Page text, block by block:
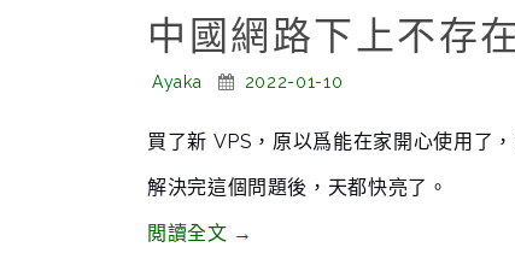
伏
的
電
購
買
中國網路下上不存
Posted
Ayaka
Posted
2022-01-10
買了新 VPS，原以爲能在家開心使用了
解決完這個問題後，天都快亮了。
閲讀全文“中
→